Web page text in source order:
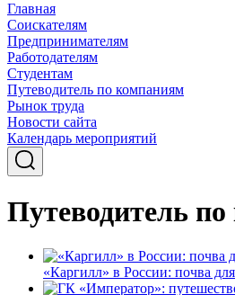
Главная
Соискателям
Предпринимателям
Работодателям
Студентам
Путеводитель по компаниям
Рынок труда
Новости сайта
Календарь мероприятий
Путеводитель
«Каргилл» в России: почва